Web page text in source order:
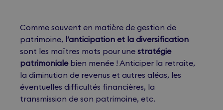
Comme souvent en matière de gestion de
patrimoine, l’anticipation et la diversification
sont les maîtres mots pour une stratégie
patrimonialebien menée ! Anticiper la retraite,
la diminution de revenus et autres aléas, les
éventuelles difficultés financières, la
transmission de son patrimoine, etc.